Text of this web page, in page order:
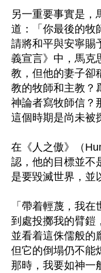
另一重要事實是，
道：「你最後的牧
請將和平與安寧賜
義宣言》中，馬克
教，但他的妻子卻
教的牧師和主教？
神論者寫牧師信？
這個時期是尚未被
在《人之傲》（
認，他的目標並不
是要毀滅世界，並
「帶着輕蔑，我在
到處投擲我的臂鎧
並看着這侏儒般的
但它的倒塌仍不能
那時，我要如神一